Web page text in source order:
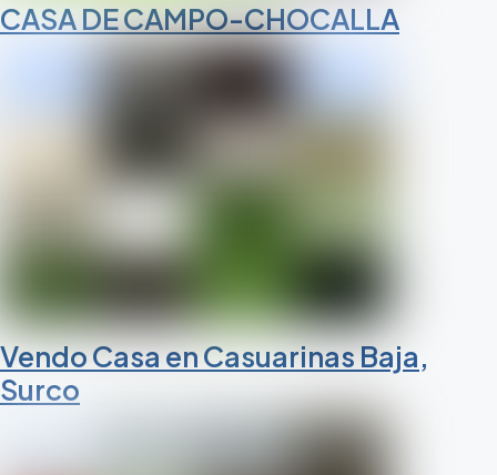
CASA DE CAMPO-CHOCALLA
Vendo Casa en Casuarinas Baja,
Surco